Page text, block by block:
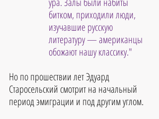
битком, приходили люди,
изучавшие русскую
литературу — американцы
обожают нашу классику."
Но по прошествии лет Эдуард
Старосельский смотрит на начальный
период эмиграции и под другим углом.